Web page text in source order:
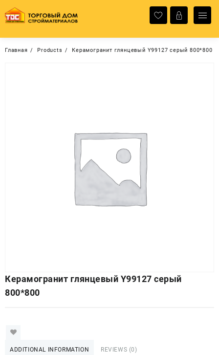
содержимому
Главная Products Керамогранит глянцевый Y99127 серый 800*800
Керамогранит глянцевый Y99127 серый
800*800
ADDITIONAL INFORMATION REVIEWS (0)